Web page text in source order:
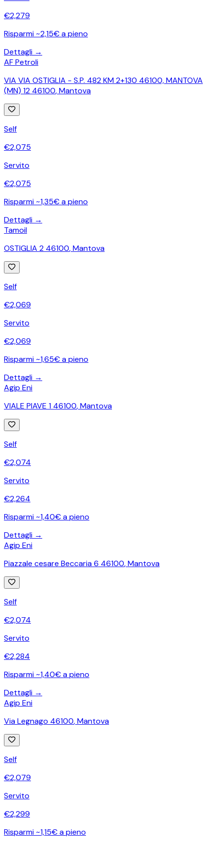
€2,279
Risparmi ~2,15€ a pieno
Dettagli →
AF Petroli
VIA VIA OSTIGLIA - S.P. 482 KM 2+130 46100, MANTOVA
(MN) 12 46100,Mantova
Self
€2,075
Servito
€2,075
Risparmi ~1,35€ a pieno
Dettagli →
Tamoil
OSTIGLIA 2 46100,Mantova
Self
€2,069
Servito
€2,069
Risparmi ~1,65€ a pieno
Dettagli →
Agip Eni
VIALE PIAVE 1 46100,Mantova
Self
€2,074
Servito
€2,264
Risparmi ~1,40€ a pieno
Dettagli →
Agip Eni
Piazzale cesare Beccaria 6 46100,Mantova
Self
€2,074
Servito
€2,284
Risparmi ~1,40€ a pieno
Dettagli →
Agip Eni
Via Legnago 46100,Mantova
Self
€2,079
Servito
€2,299
Risparmi ~1,15€ a pieno